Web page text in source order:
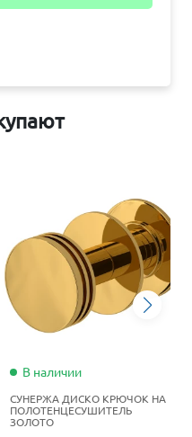
В наличии
СУНЕРЖА ДИСКО КРЮЧОК НА
ПОЛОТЕНЦЕСУШИТЕЛЬ
ЗОЛОТО